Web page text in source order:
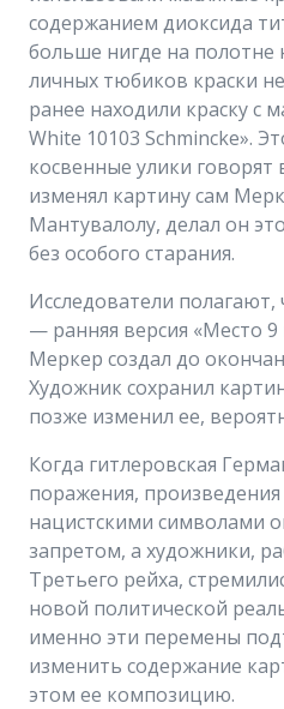
содержанием диоксида
больше нигде на полотне
личных тюбиков краски
ранее находили краску с
White 10103 Schmincke».
косвенные улики говорят
изменял картину сам
Мантувалолу, делал он
без особого старания.
Исследователи полагают,
— ранняя версия «Место
Меркер создал до
Художник сохранил
позже изменил ее,
Когда гитлеровская
поражения, произведения
нацистскими символами
запретом, а художники,
Третьего рейха,
новой политической
именно эти перемены
изменить содержание
этом ее композицию.